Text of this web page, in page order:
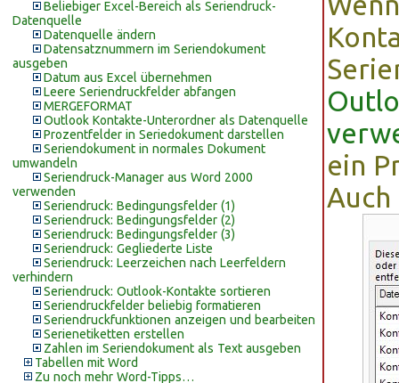
Beliebiger Excel-Bereich als Seriendruck-
Datenquelle
Datenquelle ändern
Datensatznummern im Seriendokument
ausgeben
Datum aus Excel übernehmen
Leere Seriendruckfelder abfangen
MERGEFORMAT
Outlook Kontakte-Unterordner als Datenquelle
Prozentfelder in Seriedokument darstellen
Seriendokument in normales Dokument
umwandeln
Seriendruck-Manager aus Word 2000
verwenden
Seriendruck: Bedingungsfelder (1)
Seriendruck: Bedingungsfelder (2)
Seriendruck: Bedingungsfelder (3)
Seriendruck: Gegliederte Liste
Seriendruck: Leerzeichen nach Leerfeldern
verhindern
Seriendruck: Outlook-Kontakte sortieren
Seriendruckfelder beliebig formatieren
Seriendruckfunktionen anzeigen und bearbeiten
Serienetiketten erstellen
Zahlen im Seriendokument als Text ausgeben
Tabellen mit Word
Zu noch mehr Word-Tipps…
ein
Auch